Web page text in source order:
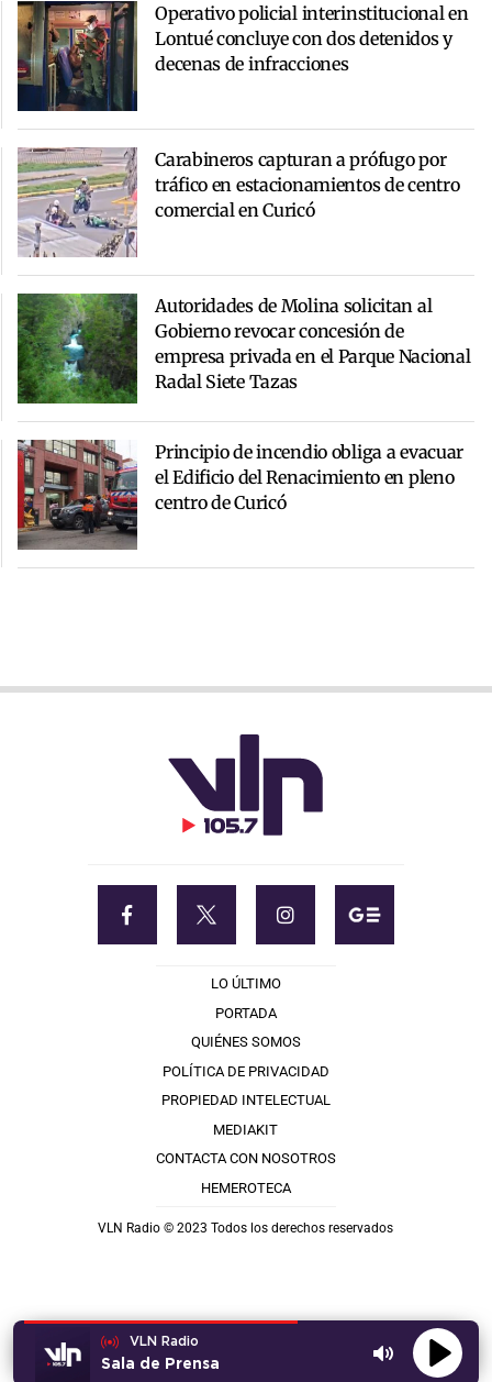
Operativo policial interinstitucional en
Lontué concluye con dos detenidos y
decenas de infracciones
Carabineros capturan a prófugo por
tráfico en estacionamientos de centro
comercial en Curicó
Autoridades de Molina solicitan al
Gobierno revocar concesión de
empresa privada en el Parque Nacional
Radal Siete Tazas
Principio de incendio obliga a evacuar
el Edificio del Renacimiento en pleno
centro de Curicó
VLN Radio
Sala de Prensa
LO ÚLTIMO
PORTADA
QUIÉNES SOMOS
POLÍTICA DE PRIVACIDAD
PROPIEDAD INTELECTUAL
MEDIAKIT
CONTACTA CON NOSOTROS
HEMEROTECA
VLN Radio © 2023 Todos los derechos reservados